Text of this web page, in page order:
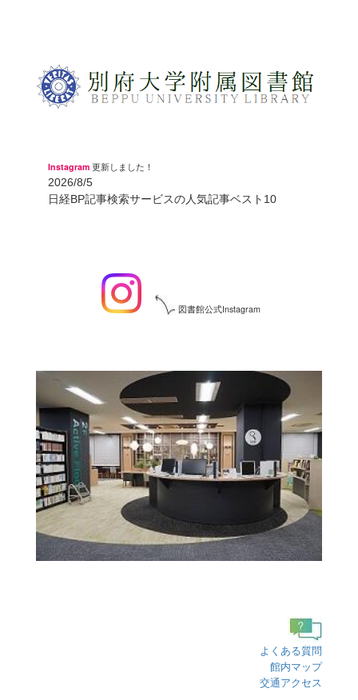
Instagram 更新しました！
2026/8/5
日経BP記事検索サービスの人気記事ベスト10
図書館公式Instagram
よくある質問
館内マップ
交通アクセス